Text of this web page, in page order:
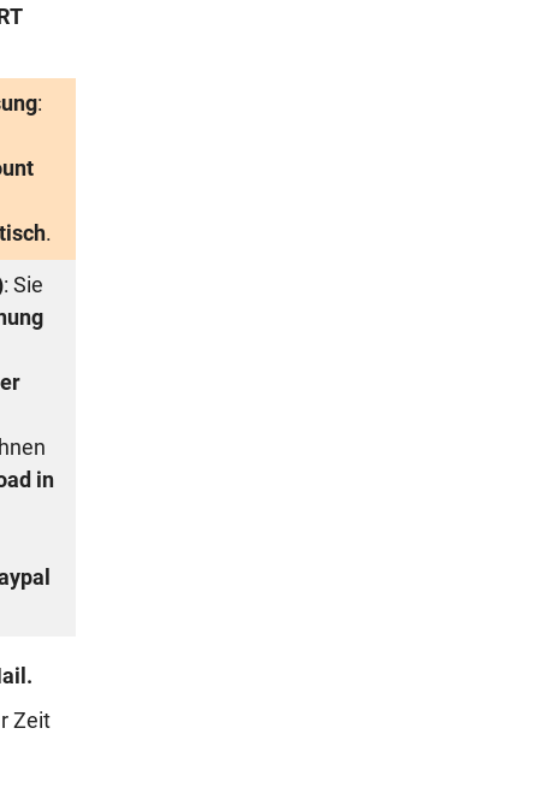
:
.
: Sie
in
Zeit